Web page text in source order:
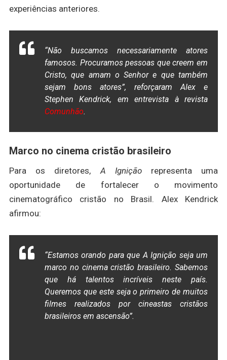
experiências anteriores.
“Não buscamos necessariamente atores
famosos. Procuramos pessoas que creem em
Cristo, que amam o Senhor e que também
sejam bons atores”, reforçaram Alex e
Stephen Kendrick, em entrevista à revista
Comunhão.
Marco no cinema cristão brasileiro
Para os diretores, A Igniçãorepresenta uma
oportunidade de fortalecer o movimento
cinematográfico cristão no Brasil. Alex Kendrick
afirmou:
“Estamos orando para que A Ignição seja um
marco no cinema cristão brasileiro. Sabemos
que há talentos incríveis neste país.
Queremos que este seja o primeiro de muitos
filmes realizados por cineastas cristãos
brasileiros em ascensão”.